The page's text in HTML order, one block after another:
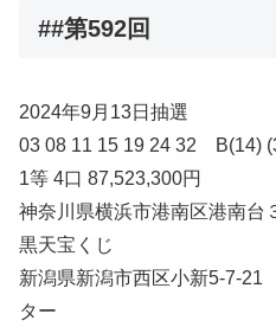
##第592回
2024年9月13日抽選
03 08 11 15 19 24 32 B(14)
1等 4口 87,523,300円
神奈川県横浜市港南区港南
黒天宝くじ
新潟県新潟市西区小新5-7-
ター